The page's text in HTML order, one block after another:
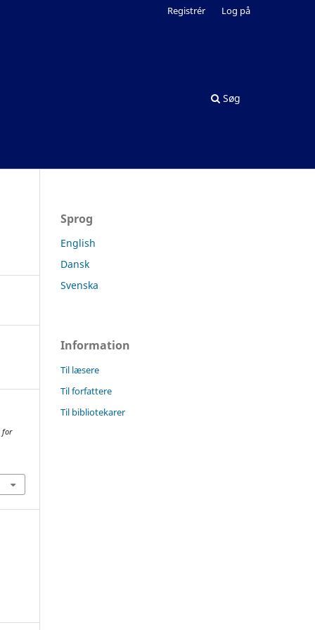
Søg
Registrér Log på
for
Sprog
English
Dansk
Svenska
Information
Til læsere
Til forfattere
Til bibliotekarer